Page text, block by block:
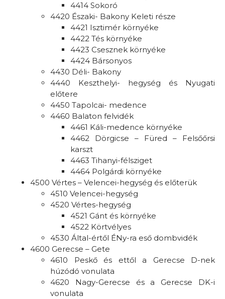
4414 Sokoró
4420 Északi- Bakony Keleti része
4421 Isztimér környéke
4422 Tés környéke
4423 Csesznek környéke
4424 Bársonyos
4430 Déli- Bakony
4440 Keszthelyi- hegység és Nyugati
előtere
4450 Tapolcai- medence
4460 Balaton felvidék
4461 Káli-medence környéke
4462 Dörgicse – Füred – Felsőőrsi
karszt
4463 Tihanyi-félsziget
4464 Polgárdi környéke
4500 Vértes – Velencei-hegység és előterük
4510 Velencei-hegység
4520 Vértes-hegység
4521 Gánt és környéke
4522 Körtvélyes
4530 Által-értől ÉNy-ra eső dombvidék
4600 Gerecse – Gete
4610 Peskő és ettől a Gerecse D-nek
húzódó vonulata
4620 Nagy-Gerecse és a Gerecse DK-i
vonulata